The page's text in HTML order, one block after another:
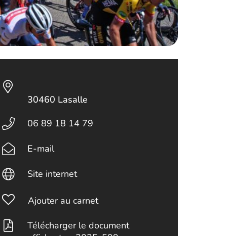
30460 Lasalle
06 89 18 14 79
E-mail
Site internet
Ajouter au carnet
Télécharger le document